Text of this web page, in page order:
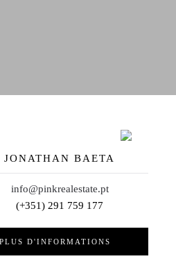
JONATHAN BAETA
info@pinkrealestate.pt
(+351) 291 759 177
D'INFORMATIONS